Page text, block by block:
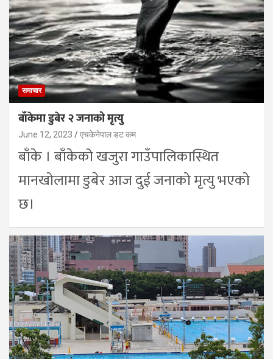
समाचार
बाँकेमा डुबेर २ जनाको मृत्यु
June 12, 2023 एचकेनेपाल डट कम
बाँके । बाँकेको खजुरा गाउँपालिकास्थित
मानखोलामा डुबेर आज दुई जनाको मृत्यु भएको
छ।